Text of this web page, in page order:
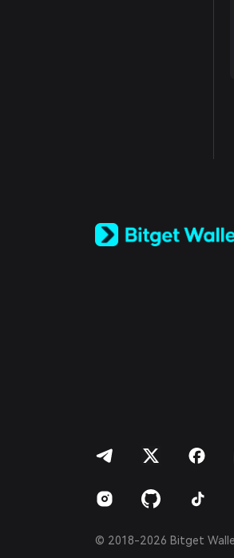
Español (Latinoamérica)
© 2018-2026 Bitget